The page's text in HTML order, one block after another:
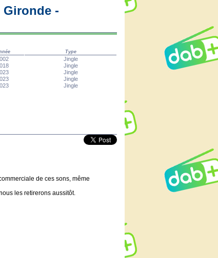
-
Type
Jingle
Jingle
Jingle
Jingle
Jingle
de ces sons, même
les retirerons aussitôt.